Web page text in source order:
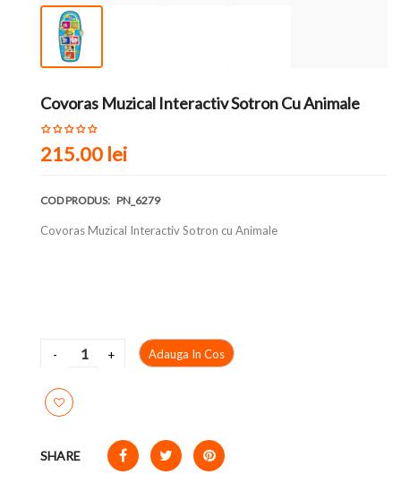
Covoras Muzical Interactiv Sotron Cu Animale
215.00 lei
COD PRODUS: PN_6279
Covoras Muzical Interactiv Sotron cu Animale
Adauga In Cos
SHARE